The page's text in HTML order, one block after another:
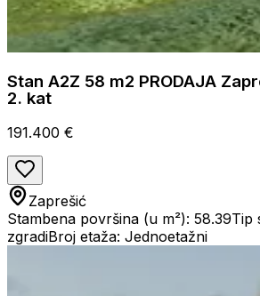
Stan A2Z 58 m2 PRODAJA
2. kat
191.400 €
Zaprešić
Stambena površina (u m²): 58.39Tip
zgradiBroj etaža: Jednoetažni